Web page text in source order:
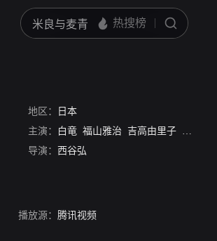
/破案天才伽利略:真夏方程式
地区：
日本
主演： 白竜 福山雅治 吉高由里子 西田尚美
导演： 西谷弘
播放源： 腾讯视频